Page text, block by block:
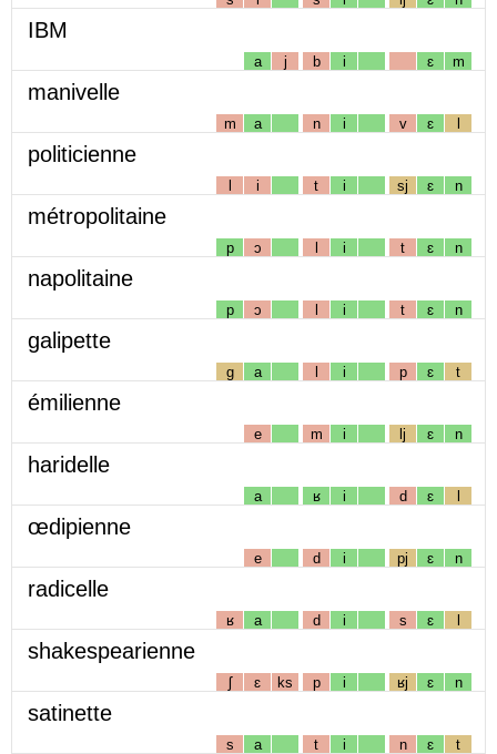
IBM
a j b i ɛ m
manivelle
m a n i v ɛ l
politicienne
l i t i sj ɛ n
métropolitaine
p ɔ l i t ɛ n
napolitaine
p ɔ l i t ɛ n
galipette
g a l i p ɛ t
émilienne
e m i lj ɛ n
haridelle
a ʁ i d ɛ l
œdipienne
e d i pj ɛ n
radicelle
ʁ a d i s ɛ l
shakespearienne
ʃ ɛ ks p i ʁj ɛ n
satinette
s a t i n ɛ t